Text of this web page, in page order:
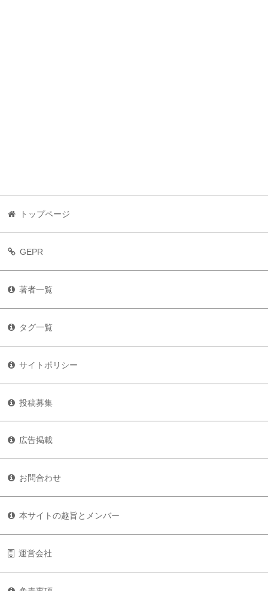
トップページ
GEPR
著者一覧
タグ一覧
サイトポリシー
投稿募集
広告掲載
お問合わせ
本サイトの趣旨とメンバー
運営会社